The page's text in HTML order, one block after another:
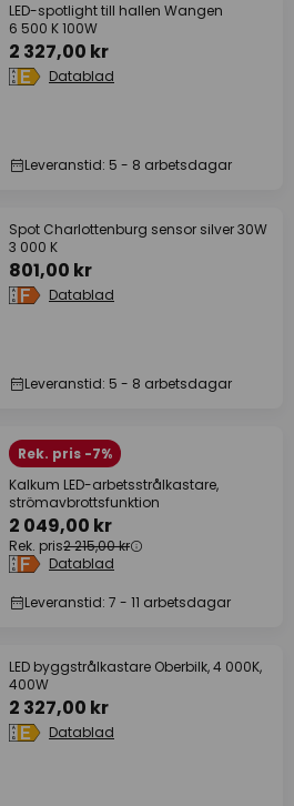
LED-spotlight till hallen Wangen
6 500 K 100W
2 327,00 kr
Datablad
Leveranstid: 5 - 8 arbetsdagar
Spot Charlottenburg sensor silver 30W
3 000 K
801,00 kr
Datablad
Leveranstid: 5 - 8 arbetsdagar
Rek. pris -7%
Kalkum LED-arbetsstrålkastare,
strömavbrottsfunktion
2 049,00 kr
Rek. pris2 215,00 kr
Datablad
Leveranstid: 7 - 11 arbetsdagar
LED byggstrålkastare Oberbilk, 4 000K,
400W
2 327,00 kr
Datablad